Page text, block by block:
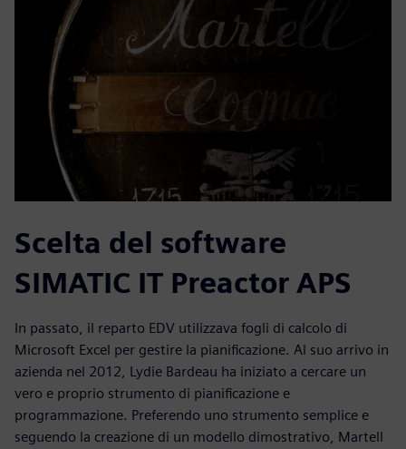
Scelta del software
SIMATIC IT Preactor APS
In passato, il reparto EDV utilizzava fogli di calcolo di
Microsoft Excel per gestire la pianificazione. Al suo arrivo in
azienda nel 2012, Lydie Bardeau ha iniziato a cercare un
vero e proprio strumento di pianificazione e
programmazione. Preferendo uno strumento semplice e
seguendo la creazione di un modello dimostrativo, Martell